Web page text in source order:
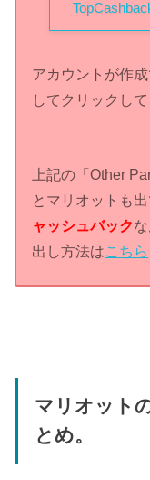
アカウントが作
してクリックして
上記の「Other
とマリオットも
ャッシュバック
出し方法はこちら
マリオット
とめ。